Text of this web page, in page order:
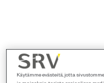
Käytämme evästeitä, jotta